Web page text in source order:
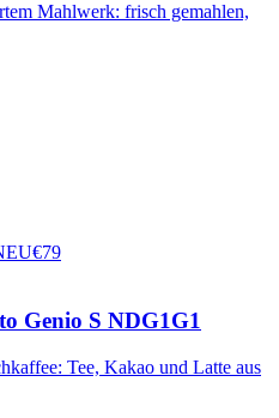
Mahlwerk: frisch gemahlen,
€79
Genio S NDG1G1
Tee, Kakao und Latte aus